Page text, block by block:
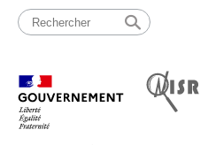
Passer
contenu